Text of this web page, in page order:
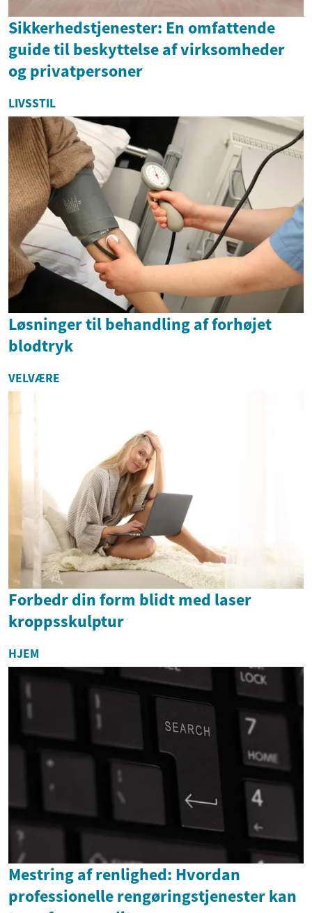
Sikkerhedstjenester: En omfattende
guide til beskyttelse af virksomheder
og privatpersoner
LIVSSTIL
Løsninger til behandling af forhøjet
blodtryk
VELVÆRE
Forbedr din form blidt med laser
kroppsskulptur
HJEM
Mestring af renlighed: Hvordan
professionelle rengøringstjenester kan